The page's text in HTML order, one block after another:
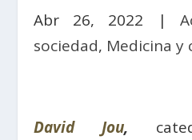
Abr 26, 2022 |
sociedad, Medicina y
David Jou,